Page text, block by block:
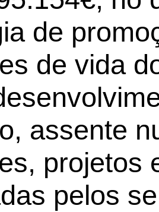
de
de vida
assente
projetos
pelos